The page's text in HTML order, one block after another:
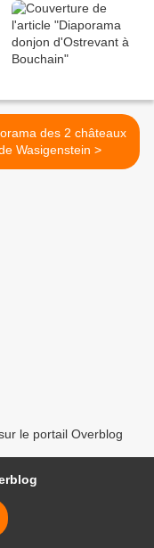
des 2 châteaux
de Wasigenstein >
le portail Overblog